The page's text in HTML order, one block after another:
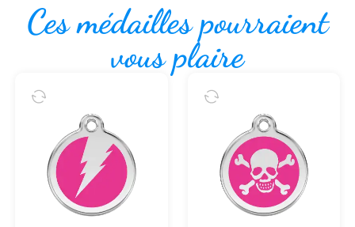
Ces médailles pourraient
vous plaire